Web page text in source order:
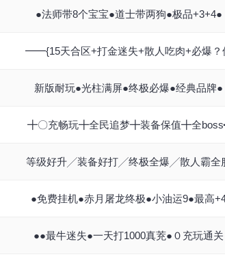
●法师带8个宝宝●道士带两狗●极品+3+4●
━━{15天合区+打金迷失+散人吃肉+必爆？
新版耐玩●光柱满屏●终极必爆●经典品牌●
╋〇充畅玩╋全民追梦╋装备保值╋全
等级好升╱装备好打╱终极全爆╱散人霸全
●免费挂机●赤月屠龙终极●小油运9●最高
●●最牛迷失●一天打1000真茺●０充玩通关